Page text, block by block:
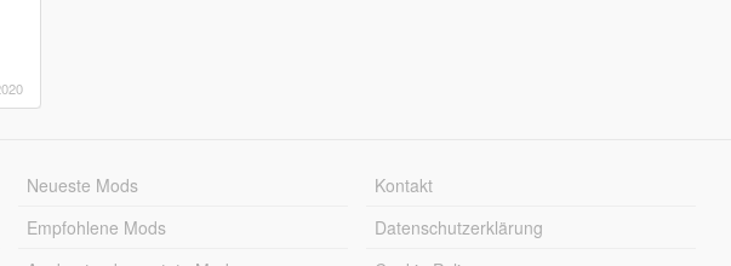
Neueste Mods
Empfohlene Mods
Kontakt
Datenschutzerklärung